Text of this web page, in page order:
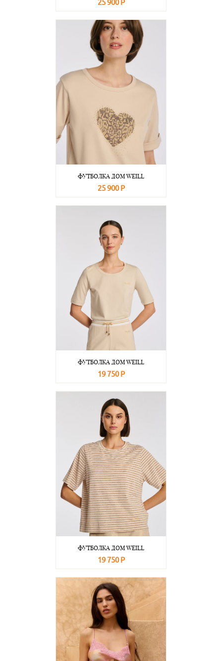
25 900 Р
ФУТБОЛКА ДОМ WEILL
25 900 Р
ФУТБОЛКА ДОМ WEILL
19 750 Р
ФУТБОЛКА ДОМ WEILL
19 750 Р